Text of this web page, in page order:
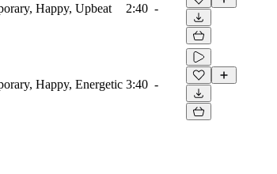
Happy, Upbeat 2:40 -
Happy, Energetic 3:40 -